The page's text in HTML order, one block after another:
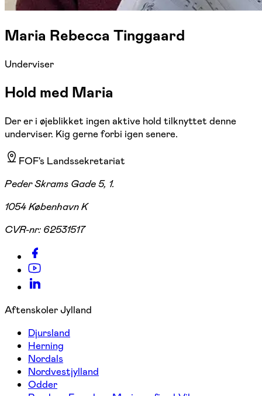
Maria Rebecca Tinggaard
Underviser
Hold med Maria
Der er i øjeblikket ingen aktive hold tilknyttet denne
underviser. Kig gerne forbi igen senere.
FOF's Landssekretariat
Peder Skrams Gade 5, 1.
1054 København K
CVR-nr: 62531517
Aftenskoler Jylland
Djursland
Herning
Nordals
Nordvestjylland
Odder